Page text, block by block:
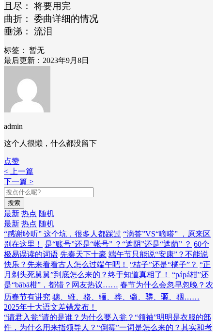
且尽： 将要用完
曲折： 委曲详细的情况
垂涕： 流泪
标签：
暂无
最后更新：2023年9月8日
admin
这个人很懒，什么都没留下
点赞
< 上一篇
下一篇 >
搜索
最新 热点 随机
最新 热点 随机
“感谢聆听” 这个坑，很多人都踩过 “滴答”VS“嘀嗒” ，原来区
别在这里！
是“账号”还是“帐号” ？“遮阴”还是“遮荫” ？ 60个
极易误读的词语 先秦天下十豪 端午节只能说“安康”？不能说
快乐？先来看看古人怎么过端午吧！
“桔子”还是“橘子”？ “正
月剃头死舅舅”到底怎么来的？终于知道真相了！
“pápá柑”还
是“bābā柑”，都错？网友热议…… 春节为什么会忽早忽晚？农
历春节有讲究 骢、骓、骆、骊、骅、骝、𬴊、𫘪、骃……
2025年十大语文差错发布！
“请君入瓮”请的是谁？为什么要入瓮？ “领袖”明明是衣服的部
件，为什么用来指领导人？ “倒霉”一词是怎么来的？其实和考